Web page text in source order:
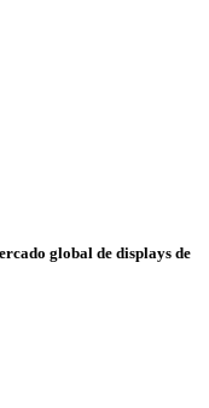
global de displays de